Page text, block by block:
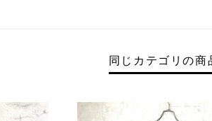
同じカテゴリの商